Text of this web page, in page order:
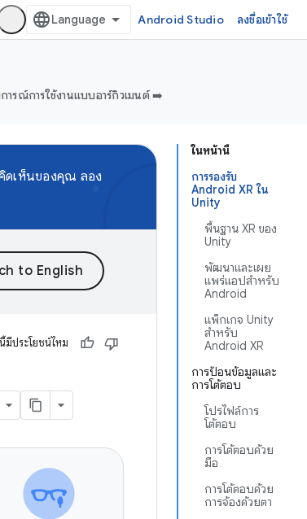
Android Studio ลงชื่อเข้าใช้
รณ์การใช้งานแบบอาร์กิวเมนต์ ➡️
ในหน้านี้
การรองรับ
Android XR ใน
Unity
พื้นฐาน XR ของ
Unity
พัฒนาและเผย
แพร่แอปสำหรับ
Android
แพ็กเกจ Unity
สำหรับ
Android XR
การป้อนข้อมูลและ
การโต้ตอบ
โปรไฟล์การ
โต้ตอบ
การโต้ตอบด้วย
มือ
การโต้ตอบด้วย
การจ้องด้วยตา
คิดเห็นของคุณ ลอง
มีประโยชน์ไหม